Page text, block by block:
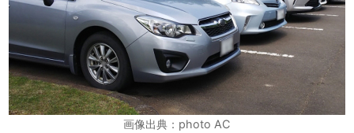
画像出典：photo AC